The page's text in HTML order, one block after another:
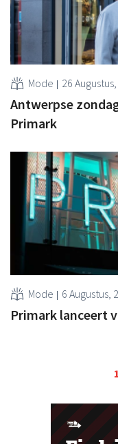
Mode 26
Antwerpse
Primark
Mode 6 Augustus,
Primark lanceert
1